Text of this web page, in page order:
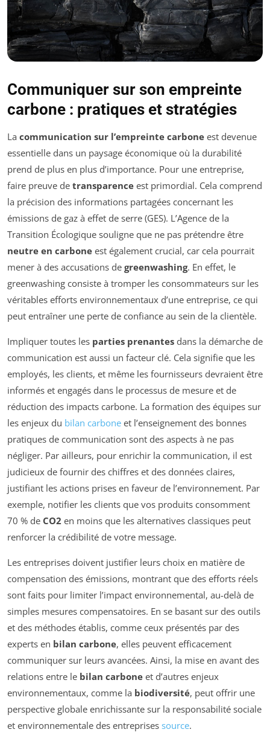
Communiquer sur son empreinte
carbone : pratiques et stratégies
La communication sur l’empreinte carbone est devenue
essentielle dans un paysage économique où la durabilité
prend de plus en plus d’importance. Pour une entreprise,
faire preuve de transparence est primordial. Cela comprend
la précision des informations partagées concernant les
émissions de gaz à effet de serre (GES). L’Agence de la
Transition Écologique souligne que ne pas prétendre être
neutre en carbone est également crucial, car cela pourrait
mener à des accusations de greenwashing. En effet, le
greenwashing consiste à tromper les consommateurs sur les
véritables efforts environnementaux d’une entreprise, ce qui
peut entraîner une perte de confiance au sein de la clientèle.
Impliquer toutes les parties prenantes dans la démarche de
communication est aussi un facteur clé. Cela signifie que les
employés, les clients, et même les fournisseurs devraient être
informés et engagés dans le processus de mesure et de
réduction des impacts carbone. La formation des équipes sur
les enjeux du bilan carbone et l’enseignement des bonnes
pratiques de communication sont des aspects à ne pas
négliger. Par ailleurs, pour enrichir la communication, il est
judicieux de fournir des chiffres et des données claires,
justifiant les actions prises en faveur de l’environnement. Par
exemple, notifier les clients que vos produits consomment
70 % de CO2 en moins que les alternatives classiques peut
renforcer la crédibilité de votre message.
Les entreprises doivent justifier leurs choix en matière de
compensation des émissions, montrant que des efforts réels
sont faits pour limiter l’impact environnemental, au-delà de
simples mesures compensatoires. En se basant sur des outils
et des méthodes établis, comme ceux présentés par des
experts en bilan carbone, elles peuvent efficacement
communiquer sur leurs avancées. Ainsi, la mise en avant des
relations entre le bilan carbone et d’autres enjeux
environnementaux, comme la biodiversité, peut offrir une
perspective globale enrichissante sur la responsabilité sociale
et environnementale des entreprises source.